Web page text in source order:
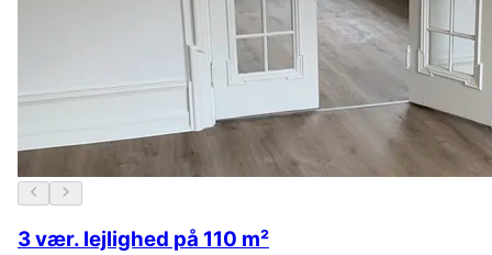
3 vær. lejlighed på 110 m²